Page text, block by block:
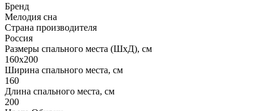
Бренд
Мелодия сна
Страна производителя
Россия
Размеры спального места (ШхД), см
160х200
Ширина спального места, см
160
Длина спального места, см
200